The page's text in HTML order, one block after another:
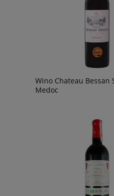
Wino Chateau Bessan
Medoc